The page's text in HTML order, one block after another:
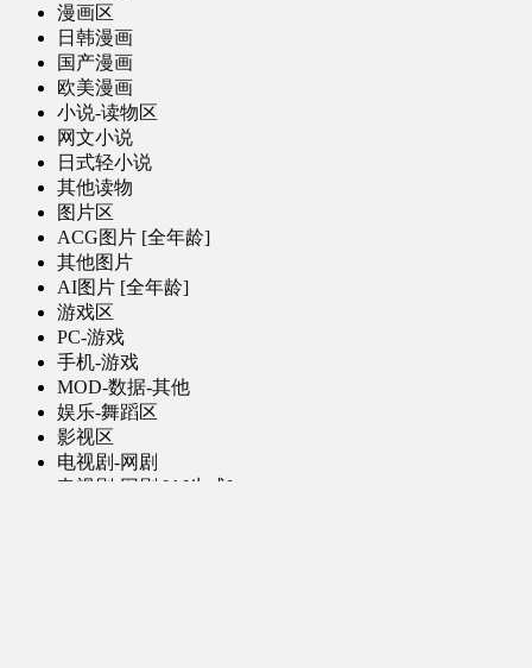
漫画区
日韩漫画
国产漫画
欧美漫画
小说-读物区
网文小说
日式轻小说
其他读物
图片区
ACG图片 [全年龄]
其他图片
AI图片 [全年龄]
游戏区
PC-游戏
手机-游戏
MOD-数据-其他
娱乐-舞蹈区
影视区
电视剧-网剧
电视剧-网剧 [AI生成]